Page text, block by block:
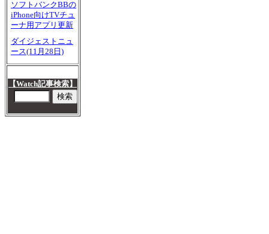
ソフトバンクBBの
iPhone向けTVチュ
ーナ用アプリ更新
ダイジェストニュ
ース(11月28日)
【Watch記事検索】